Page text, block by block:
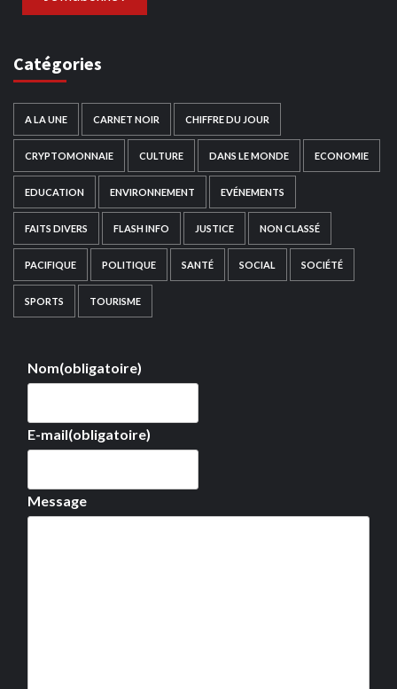
Catégories
A LA UNE CARNET NOIR CHIFFRE DU JOUR
CRYPTOMONNAIE CULTURE DANS LE MONDE ECONOMIE
EDUCATION ENVIRONNEMENT EVÉNEMENTS
FAITS DIVERS FLASH INFO JUSTICE NON CLASSÉ
PACIFIQUE POLITIQUE SANTÉ SOCIAL SOCIÉTÉ
SPORTS TOURISME
Nom(obligatoire)
E-mail(obligatoire)
Message